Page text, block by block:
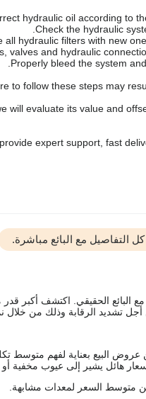
to follow these steps may
will evaluate its value and
التفاصيل مع البائع مباشرة.
البائع الحقيقي. اكتشف
الرقابة وذلك من خلال
البيع بعناية لفهم متوسط
يشير إلى عيوب مخفية أو أن
متوسط السعر لمعدات مشابهة.